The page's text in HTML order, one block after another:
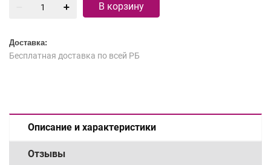
В корзину
Доставка:
Бесплатная доставка по всей РБ
Описание и характеристики
Отзывы